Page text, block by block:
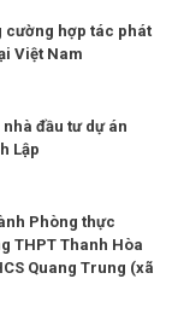
cường hợp tác phát
Việt Nam
đầu tư dự án
Lập
Phòng thực
THPT Thanh Hòa
Quang Trung (xã